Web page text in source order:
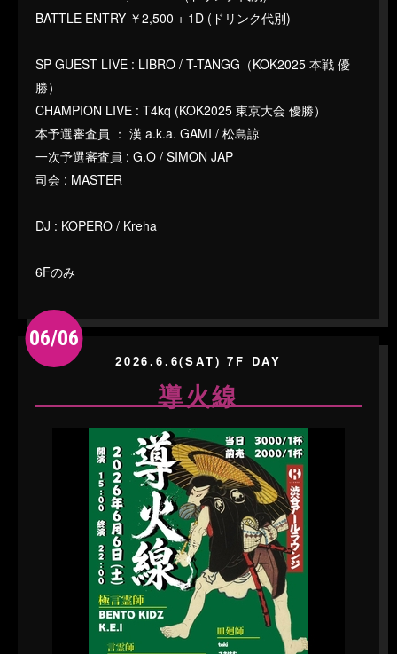
BATTLE ENTRY ￥2,500 + 1D (ドリンク代別)
SP GUEST LIVE : LIBRO / T-TANGG（KOK2025 本戦 優
勝）
CHAMPION LIVE : T4kq (KOK2025 東京大会 優勝）
本予選審査員 ： 漢 a.k.a. GAMI / 松島諒
一次予選審査員 : G.O / SIMON JAP
司会 : MASTER
DJ : KOPERO / Kreha
6Fのみ
06/06
2026.6.6(SAT) 7F DAY
導火線